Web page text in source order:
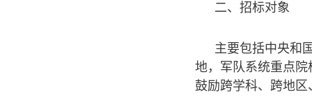
二、招标对象
主要包括中央和
地，军队系统重点
鼓励跨学科、跨地